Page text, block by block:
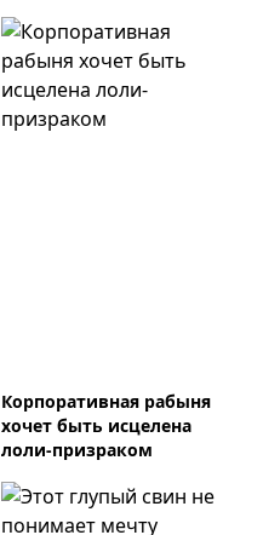
Корпоративная рабыня
хочет быть исцелена
лоли-призраком